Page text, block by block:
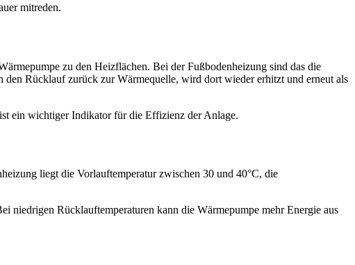
mitreden.
zu den Heizflächen. Bei der Fußbodenheizung sind das die
den Rücklauf zurück zur Wärmequelle, wird dort wieder erhitzt und erneut als
ein wichtiger Indikator für die Effizienz der Anlage.
liegt die Vorlauftemperatur zwischen 30 und 40°C, die
niedrigen Rücklauftemperaturen kann die Wärmepumpe mehr Energie aus